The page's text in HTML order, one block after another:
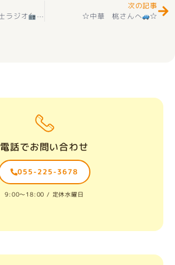
ラジオ
MIKIKO ＆ SHINTARO Happiness
次の記事
☆中華 桃さんへ
☆
電話でお問い合わせ
055-225-3678
9:00〜18:00 / 定休水曜日